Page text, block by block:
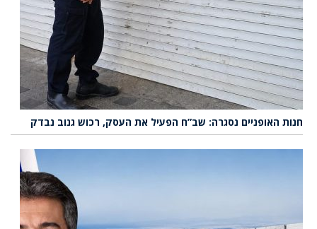
חנות האופניים נסגרה: שב”ח הפעיל את העסק, רכוש גנוב נבדק